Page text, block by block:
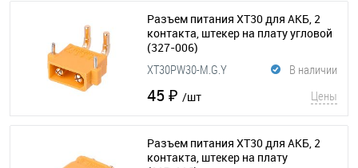
Разъем питания XT30 для АКБ, 2
контакта, штекер на плату угловой
(327-006)
В наличии
XT30PW30-M.G.Y
45 ₽ /шт Цены
Разъем питания XT30 для АКБ, 2
контакта, штекер на плату